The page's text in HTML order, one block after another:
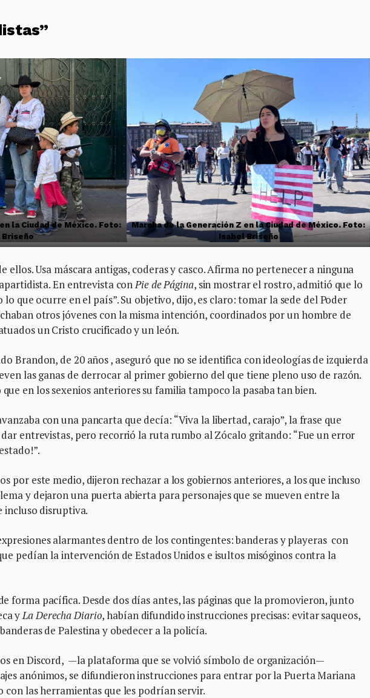
la Ciudad de México. Foto:
Briseño
Marcha de la Generación Z en la Ciudad de México. Foto:
Isabel Briseño
ellos. Usa máscara antigas, coderas y casco. Afirma no pertenecer a ninguna
En entrevista conPie de Página, sin mostrar el rostro, admitió que lo
que ocurre en el país”. Su objetivo, dijo, es claro: tomar la sede del Poder
otros jóvenes con la misma intención, coordinados por un hombre de
un Cristo crucificado y un león.
Brandon, de 20 años , aseguró que no se identifica con ideologías de izquierda
las ganas de derrocar al primer gobierno del que tiene pleno uso de razón.
en los sexenios anteriores su familia tampoco la pasaba tan bien.
con una pancarta que decía: “Viva la libertad, carajo”, la frase que
entrevistas, pero recorrió la ruta rumbo al Zócalo gritando: “Fue un error
por este medio, dijeron rechazar a los gobiernos anteriores, a los que incluso
y dejaron una puerta abierta para personajes que se mueven entre la
incluso disruptiva.
alarmantes dentro de los contingentes: banderas y playeras con
pedían la intervención de Estados Unidos e isultos misóginos contra la
forma pacífica. Desde dos días antes, las páginas que la promovieron, junto
yLa Derecha Diario, habían difundido instrucciones precisas: evitar saqueos,
de Palestina y obedecer a la policía.
en Discord, —la plataforma que se volvió símbolo de organización—
anónimos, se difundieron instrucciones para entrar por la Puerta Mariana
con las herramientas que les podrían servir.